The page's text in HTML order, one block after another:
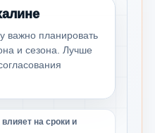
важно планировать
и сезона. Лучше
на сроки и